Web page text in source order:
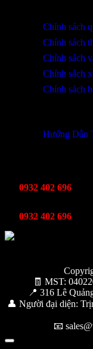
Chính sách
Chính sách
Chính sách
Chính sách
Chính sách
Hướng Dẫn
0932 402 696
0932 402 696
🧾 MST:
📍 316 Lê
👤 Người đại diện:
📧